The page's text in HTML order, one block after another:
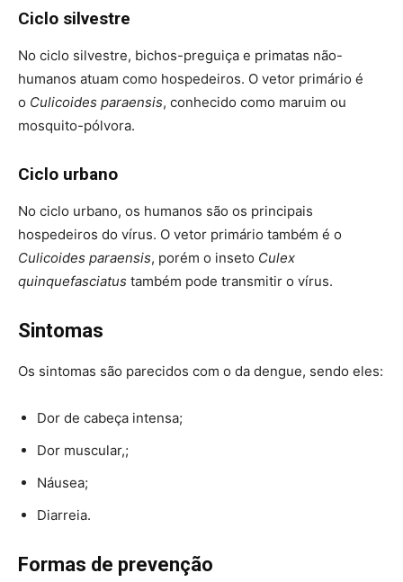
Ciclo silvestre
No ciclo silvestre, bichos-preguiça e primatas não-
humanos atuam como hospedeiros. O vetor primário é
o Culicoides paraensis, conhecido como maruim ou
mosquito-pólvora.
Ciclo urbano
No ciclo urbano, os humanos são os principais
hospedeiros do vírus. O vetor primário também é o
Culicoides paraensis, porém o inseto Culex
quinquefasciatus também pode transmitir o vírus.
Sintomas
Os sintomas são parecidos com o da dengue, sendo eles:
Dor de cabeça intensa;
Dor muscular,;
Náusea;
Diarreia.
Formas de prevenção